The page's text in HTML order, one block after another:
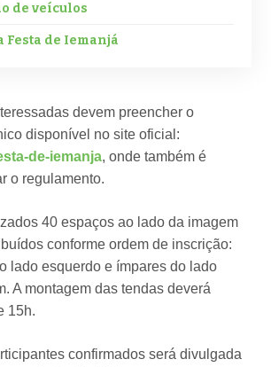
de veículos
Festa de Iemanjá
devem preencher o
disponível no site oficial:
de-iemanja, onde também é
o regulamento.
40 espaços ao lado da imagem
conforme ordem de inscrição:
lado esquerdo e ímpares do lado
A montagem das tendas deverá
15h.
confirmados será divulgada